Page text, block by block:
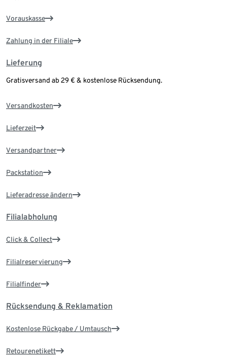
Vorauskasse
Zahlung in der Filiale
Lieferung
Gratisversand ab 29 € & kostenlose Rücksendung.
Versandkosten
Lieferzeit
Versandpartner
Packstation
Lieferadresse ändern
Filialabholung
Click & Collect
Filialreservierung
Filialfinder
Rücksendung & Reklamation
Kostenlose Rückgabe / Umtausch
Retourenetikett